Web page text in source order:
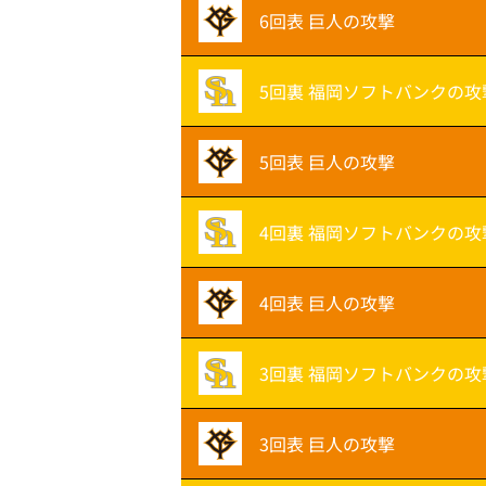
6回表 巨人の攻撃
5回裏 福岡ソフトバンクの
5回表 巨人の攻撃
4回裏 福岡ソフトバンクの
4回表 巨人の攻撃
3回裏 福岡ソフトバンクの
3回表 巨人の攻撃